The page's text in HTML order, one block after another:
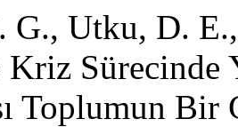
G., Utku, D.
Kriz
Toplumun Bir